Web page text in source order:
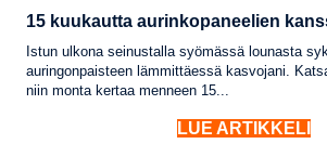
15 kuukautta aurinkopaneelien
Istun ulkona seinustalla syömässä lounasta
auringonpaisteen lämmittäessä kasvojani.
niin monta kertaa menneen 15...
LUE ARTIKKELI